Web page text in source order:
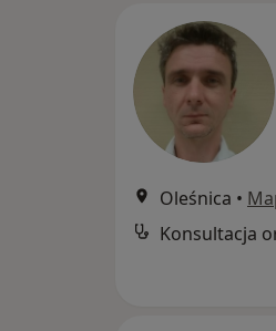
Oleśnica •
Konsultacja